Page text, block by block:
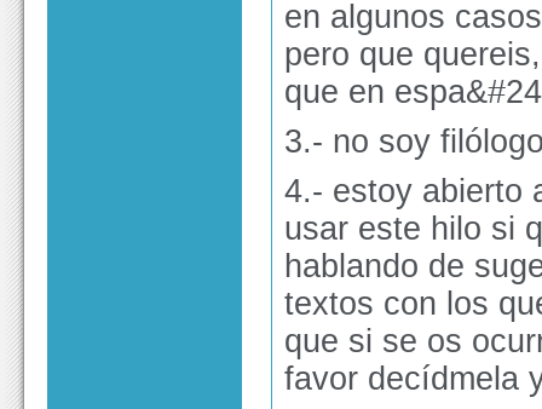
en algunos
pero que
que en
3.- no soy
4.- estoy abierto
usar este hilo si
hablando de
textos con los
que si se os
favor decídmela